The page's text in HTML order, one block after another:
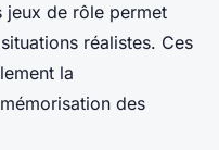
jeux de rôle permet
réalistes. Ces
la
des